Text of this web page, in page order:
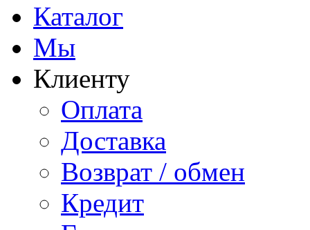
Каталог
Мы
Клиенту
Оплата
Доставка
Возврат / обмен
Кредит